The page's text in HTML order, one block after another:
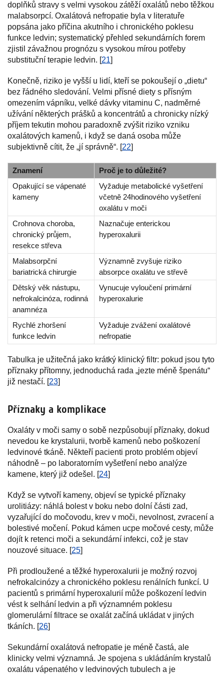
doplňků stravy s velmi vysokou zátěží oxalátů nebo těžkou
malabsorpcí. Oxalátová nefropatie byla v literatuře
popsána jako příčina akutního i chronického poklesu
funkce ledvin; systematický přehled sekundárních forem
zjistil závažnou prognózu s vysokou mírou potřeby
substituční terapie ledvin. [21]
Konečně, riziko je vyšší u lidí, kteří se pokoušejí o „dietu“
bez řádného sledování. Velmi přísné diety s přísným
omezením vápníku, velké dávky vitaminu C, nadměrné
užívání některých prášků a koncentrátů a chronicky nízký
příjem tekutin mohou paradoxně zvýšit riziko vzniku
oxalátových kamenů, i když se daná osoba může
subjektivně cítit, že „jí správně“. [22]
Znamení
Proč je to důležité?
Opakující se vápenaté
kameny
Vyžaduje metabolické vyšetření
včetně 24hodinového vyšetření
oxalátu v moči
Crohnova choroba,
chronický průjem,
resekce střeva
Naznačuje enterickou
hyperoxalurii
Malabsorpční
bariatrická chirurgie
Významně zvyšuje riziko
absorpce oxalátu ve střevě
Dětský věk nástupu,
nefrokalcinóza, rodinná
anamnéza
Vynucuje vyloučení primární
hyperoxalurie
Rychlé zhoršení
funkce ledvin
Vyžaduje zvážení oxalátové
nefropatie
Tabulka je užitečná jako krátký klinický filtr: pokud jsou tyto
příznaky přítomny, jednoduchá rada „jezte méně špenátu“
již nestačí. [23]
Příznaky a komplikace
Oxaláty v moči samy o sobě nezpůsobují příznaky, dokud
nevedou ke krystalurii, tvorbě kamenů nebo poškození
ledvinové tkáně. Někteří pacienti proto problém objeví
náhodně – po laboratorním vyšetření nebo analýze
kamene, který již odešel. [24]
Když se vytvoří kameny, objeví se typické příznaky
urolitiázy: náhlá bolest v boku nebo dolní části zad,
vyzařující do močovodu, krev v moči, nevolnost, zvracení a
bolestivé močení. Pokud kámen ucpe močové cesty, může
dojít k retenci moči a sekundární infekci, což je stav
nouzové situace. [25]
Při prodloužené a těžké hyperoxalurii je možný rozvoj
nefrokalcinózy a chronického poklesu renálních funkcí. U
pacientů s primární hyperoxalurií může poškození ledvin
vést k selhání ledvin a při významném poklesu
glomerulární filtrace se oxalát začíná ukládat v jiných
tkáních. [26]
Sekundární oxalátová nefropatie je méně častá, ale
klinicky velmi významná. Je spojena s ukládáním krystalů
oxalátu vápenatého v ledvinových tubulech a je